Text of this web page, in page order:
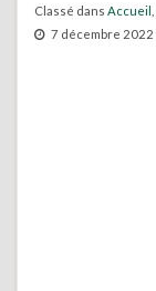
Classé dans Accueil
7 décembre 2022